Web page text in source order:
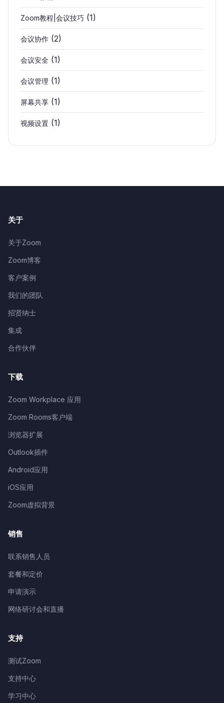
Zoom教程|会议技巧 (1)
会议协作 (2)
会议安全 (1)
会议管理 (1)
屏幕共享 (1)
视频设置 (1)
关于
关于Zoom
Zoom博客
客户案例
我们的团队
招贤纳士
集成
合作伙伴
下载
Zoom Workplace 应用
Zoom Rooms客户端
浏览器扩展
Outlook插件
Android应用
iOS应用
Zoom虚拟背景
销售
联系销售人员
套餐和定价
申请演示
网络研讨会和直播
支持
测试Zoom
支持中心
学习中心